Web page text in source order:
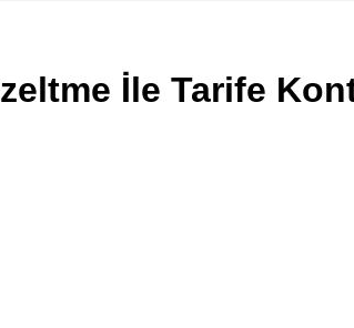
İle Tarife